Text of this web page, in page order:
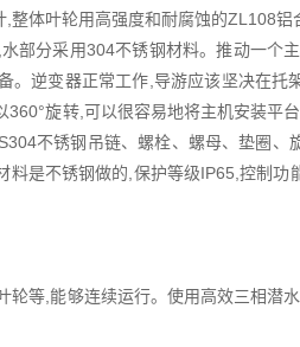
体叶轮用高强度和耐腐蚀的ZL108
部分采用304不锈钢材料。推动一个
逆变器正常工作,导游应该坚决在托
旋转,可以很容易地将主机安装平
不锈钢吊链、螺栓、螺母、垫圈、
是不锈钢做的,保护等级IP65,控制
等,能够连续运行。使用高效三相潜